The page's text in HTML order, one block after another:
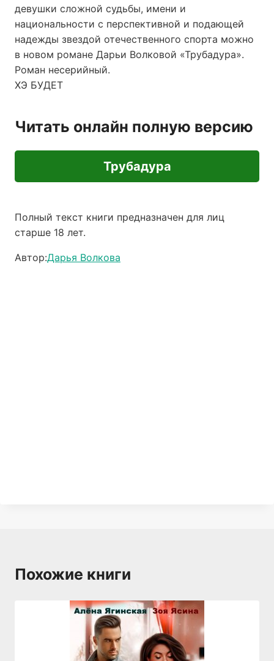
девушки сложной судьбы, имени и
национальности с перспективной и подающей
надежды звездой отечественного спорта можно
в новом романе Дарьи Волковой «Трубадура».
Роман несерийный.
ХЭ БУДЕТ
Читать онлайн полную версию
Трубадура
Полный текст книги предназначен для лиц
старше 18 лет.
Автор:Дарья Волкова
Похожие книги